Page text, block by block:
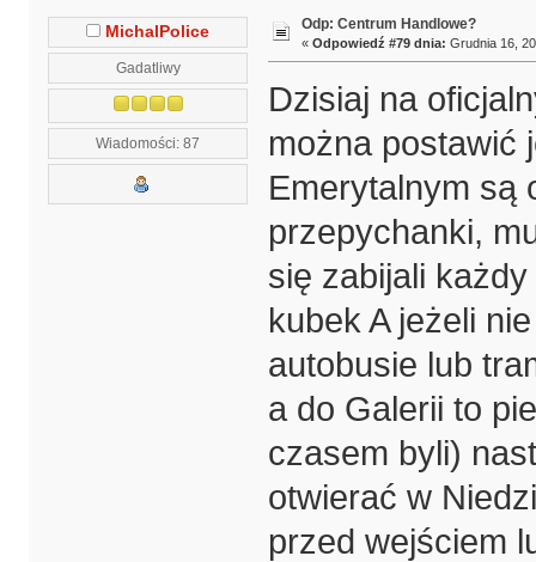
MichalPolice
Gadatliwy
Wiadomości: 87
Odp: Centrum Handlowe?
« Odpowiedź #79 dnia: Grudnia 16,
Dzisiaj na
można postawić
Emerytalnym są
przepychanki,
się zabijali
kubek A jeżeli
autobusie lub
a do Galerii to
czasem byli)
otwierać w
przed wejściem